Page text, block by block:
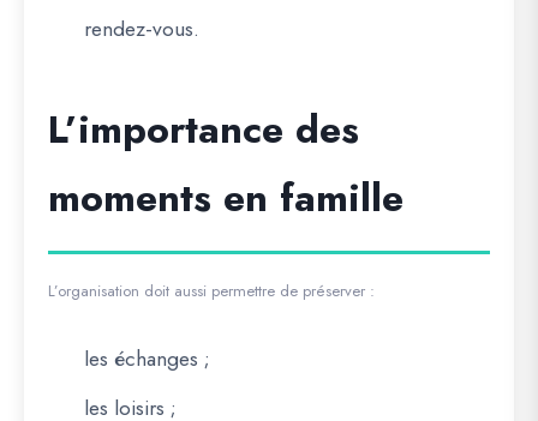
rendez-vous.
L’importance des
moments en famille
L’organisation doit aussi permettre de préserver :
les échanges ;
les loisirs ;